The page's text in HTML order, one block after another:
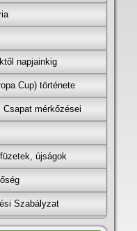
napjainkig
Cup) története
Csapat mérkőzései
újságok
Szabályzat